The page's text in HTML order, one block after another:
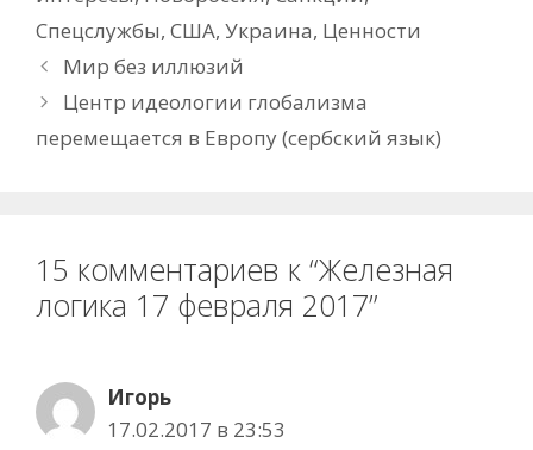
Спецслужбы, США, Украина, Ценности
Мир без иллюзий
Центр идеологии глобализма
перемещается в Европу (сербский язык)
15 комментариев к “Железная
логика 17 февраля 2017”
Игорь
17.02.2017 в 23:53